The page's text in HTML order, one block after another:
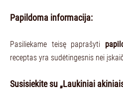
Papildoma informacija:
Pasiliekame teisę paprašyti
receptas yra sudėtingesnis nei
Susisiekite su „Laukiniai